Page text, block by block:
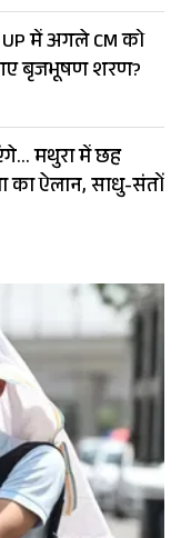
में अगले CM को
बृजभूषण शरण?
मथुरा में छह
का ऐलान, साधु-संतों